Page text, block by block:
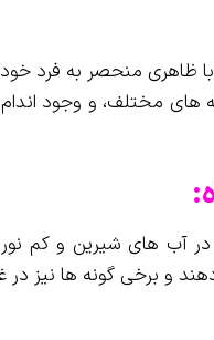
ظاهری منحصر به فرد
های مختلف، و وجود اندام
آب های شیرین و کم
و برخی گونه ها نیز